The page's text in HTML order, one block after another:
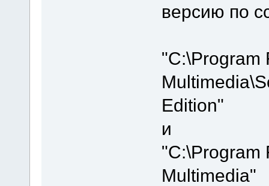
версию по
"C:\Program
Edition"
и
"C:\Program
Multimedia"